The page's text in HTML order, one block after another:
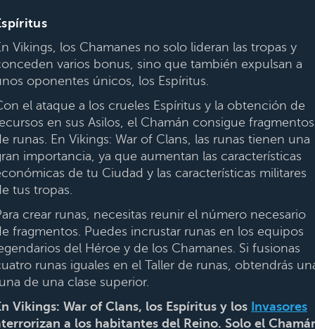
Vikings, los Chamanes no solo lideran las tropas y
varios bonus, sino que también expulsan a
oponentes únicos, los Espíritus.
el ataque a los crueles Espíritus y la obtención de
en sus Asilos, el Chamán consigue fragmentos
runas. En Vikings: War of Clans, las runas tienen una
importancia, ya que aumentan las características
de tu Ciudad y las características militares
tus tropas.
crear runas, necesitas reunir el número necesario
fragmentos. Puedes incrustar runas en los equipos
del Héroe y de los Chamanes. Si fusionas
runas iguales en el Taller de runas, obtendrás
de una clase superior.
Vikings: War of Clans, los Espíritus y los Invasores
a los habitantes del Reino. Solo el